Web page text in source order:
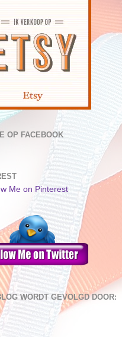
OP FACEBOOK
WORDT GEVOLGD DOOR: